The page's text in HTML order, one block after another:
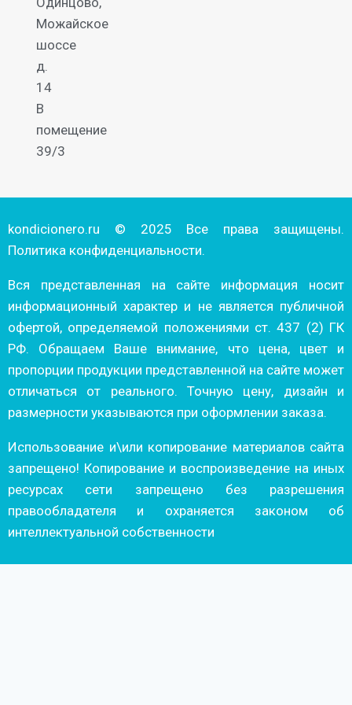
Можайское
шоссе
д.
14
В
помещение
39/3
kondicionero.ru © 2025 Все права защищены.
Политика конфиденциальности.
Вся представленная на сайте информация носит
информационный характер и не является публичной
офертой, определяемой положениями ст. 437 (2) ГК
РФ. Обращаем Ваше внимание, что цена, цвет и
пропорции продукции представленной на сайте может
отличаться от реального. Точную цену, дизайн и
размерности указываются при оформлении заказа.
Использование и\или копирование материалов сайта
запрещено! Копирование и воспроизведение на иных
ресурсах сети запрещено без разрешения
правообладателя и охраняется законом об
интеллектуальной собственности